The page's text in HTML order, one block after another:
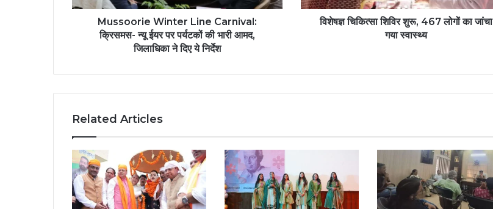
Mussoorie Winter Line Carnival:
क्रिसमस- न्यू ईयर पर पर्यटकों की भारी आमद,
जिलाधिका ने दिए ये निर्देश
विशेषज्ञ चिकित्सा शिविर शुरू, 467 लोगों का जांचा
गया स्वास्थ्य
Related Articles